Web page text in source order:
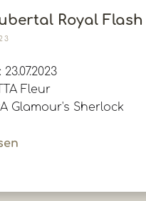
Royal Flash
Fleur
Glamour's Sherlock